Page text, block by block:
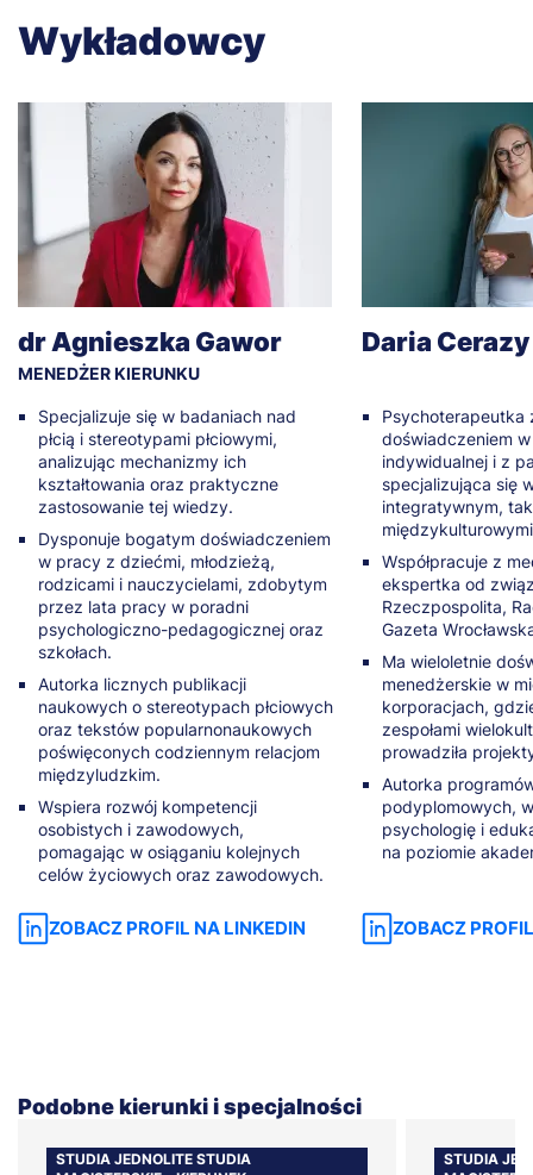
Wykładowcy
dr Agnieszka Gawor
MENEDŻER KIERUNKU
Specjalizuje się w badaniach nad
płcią i stereotypami płciowymi,
analizując mechanizmy ich
kształtowania oraz praktyczne
zastosowanie tej wiedzy.
Dysponuje bogatym doświadczeniem
w pracy z dziećmi, młodzieżą,
rodzicami i nauczycielami, zdobytym
przez lata pracy w poradni
psychologiczno-pedagogicznej oraz
szkołach.
Autorka licznych publikacji
naukowych o stereotypach płciowych
oraz tekstów popularnonaukowych
poświęconych codziennym relacjom
międzyludzkim.
Wspiera rozwój kompetencji
osobistych i zawodowych,
pomagając w osiąganiu kolejnych
celów życiowych oraz zawodowych.
ZOBACZ PROFIL NA LINKEDIN
Daria Cerazy
Psychoterapeutka
doświadczeniem
indywidualnej i z
specjalizująca się
integratywnym,
Współpracuje z
ekspertka od
Rzeczpospolita,
Gazeta
Ma wieloletnie
menedżerskie w
korporacjach,
zespołami
prowadziła
Autorka
podyplomowych,
psychologię i
na poziomie
ZOBACZ
Podobne kierunki i specjalności
STUDIA JEDNOLITE STUDIA
STUDIA